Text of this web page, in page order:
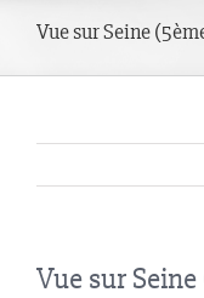
Vue sur Seine
Vue sur